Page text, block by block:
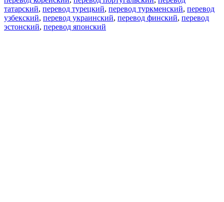
татарский, перевод турецкий, перевод туркменский, перевод
узбекский, перевод украинский, перевод финский, перевод
эстонский, перевод японский